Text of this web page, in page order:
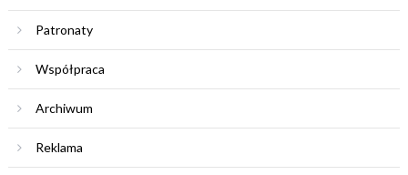
Patronaty
Współpraca
Archiwum
Reklama